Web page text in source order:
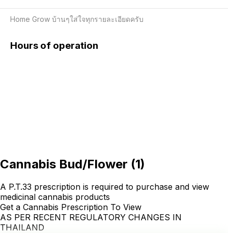
Home Grow บ้านๆใส่ใจทุกรายละเอียดครับ
Hours of operation
Cannabis Bud/Flower (1)
A P.T.33 prescription is required to purchase and view
medicinal cannabis products
Get a Cannabis Prescription To View
AS PER RECENT REGULATORY CHANGES IN
THAILAND